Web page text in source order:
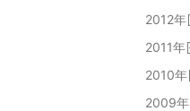
2012年
2011年
2010年
2009年